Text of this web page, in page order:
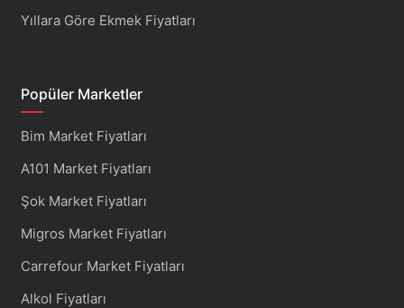
Yıllara Göre Ekmek Fiyatları
Popüler Marketler
Bim Market Fiyatları
A101 Market Fiyatları
Şok Market Fiyatları
Migros Market Fiyatları
Carrefour Market Fiyatları
Alkol Fiyatları